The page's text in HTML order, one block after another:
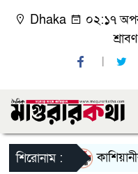
Dhaka
০২:১৭
শিরোনাম : কাশিয়ানীর